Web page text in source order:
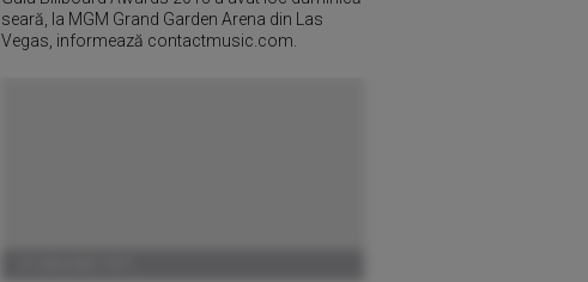
seară, la MGM Grand Garden Arena din Las
Vegas, informează contactmusic.com.